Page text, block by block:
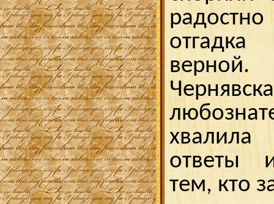
хвалила
ответы
тем, кто